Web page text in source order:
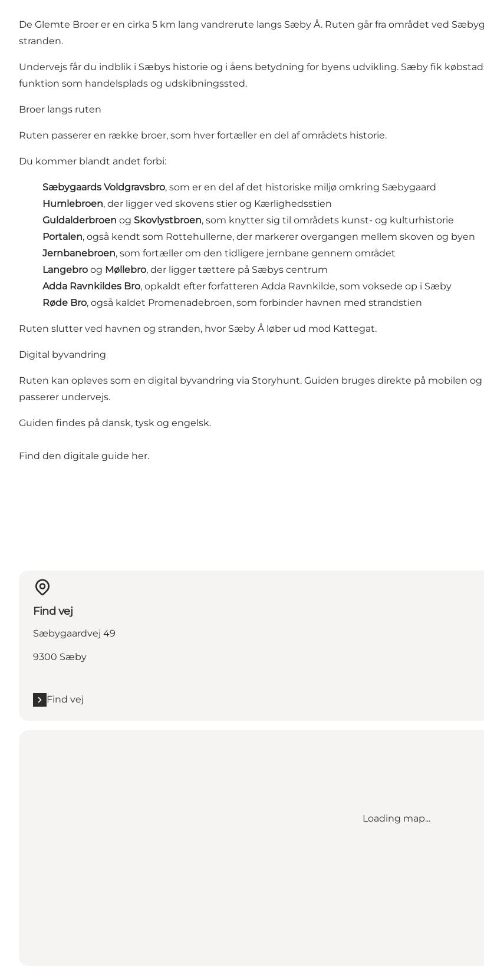
De Glemte Broer er en cirka 5 km lang vandrerute langs Sæby Å. Ruten går fra området ved
stranden.
Undervejs får du indblik i Sæbys historie og i åens betydning for byens udvikling. Sæby fik
funktion som handelsplads og udskibningssted.
Broer langs ruten
Ruten passerer en række broer, som hver fortæller en del af områdets historie.
Du kommer blandt andet forbi:
Sæbygaards Voldgravsbro, som er en del af det historiske miljø omkring Sæbygaard
Humlebroen, der ligger ved skovens stier og Kærlighedsstien
Guldalderbroen og Skovlystbroen, som knytter sig til områdets kunst- og kulturhistorie
Portalen, også kendt som Rottehullerne, der markerer overgangen mellem skoven og byen
Jernbanebroen, som fortæller om den tidligere jernbane gennem området
Langebro og Møllebro, der ligger tættere på Sæbys centrum
Adda Ravnkildes Bro, opkaldt efter forfatteren Adda Ravnkilde, som voksede op i Sæby
Røde Bro, også kaldet Promenadebroen, som forbinder havnen med strandstien
Ruten slutter ved havnen og stranden, hvor Sæby Å løber ud mod Kattegat.
Digital byvandring
Ruten kan opleves som en digital byvandring via Storyhunt. Guiden bruges direkte på mobilen
passerer undervejs.
Guiden findes på dansk, tysk og engelsk.
Find den digitale guide her.
Find vej
Sæbygaardvej 49
9300 Sæby
Find vej
Loading map...